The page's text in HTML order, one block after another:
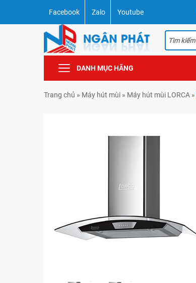
Facebook Zalo Youtube
DANH MỤC HÃNG
Trang chủ » Máy hút mùi » Máy hút mùi LORCA »